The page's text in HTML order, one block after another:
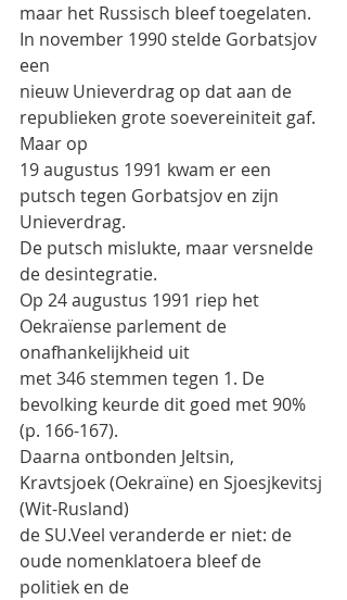
maar het Russisch bleef toegelaten.
In november 1990 stelde Gorbatsjov
een
nieuw Unieverdrag op dat aan de
republieken grote soevereiniteit gaf.
Maar op
19 augustus 1991 kwam er een
putsch tegen Gorbatsjov en zijn
Unieverdrag.
De putsch mislukte, maar versnelde
de desintegratie.
Op 24 augustus 1991 riep het
Oekraïense parlement de
onafhankelijkheid uit
met 346 stemmen tegen 1. De
bevolking keurde dit goed met 90%
(p. 166-167).
Daarna ontbonden Jeltsin,
Kravtsjoek (Oekraïne) en Sjoesjkevitsj
(Wit-Rusland)
de SU.Veel veranderde er niet: de
oude nomenklatoera bleef de
politiek en de